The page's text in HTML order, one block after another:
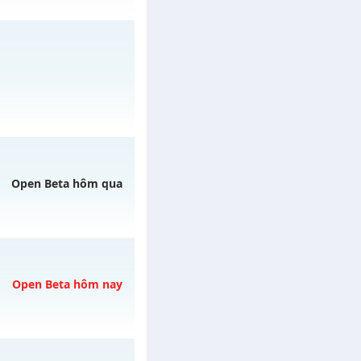
vào 08h
Open Beta hôm qua
08/2626
Open Beta hôm nay